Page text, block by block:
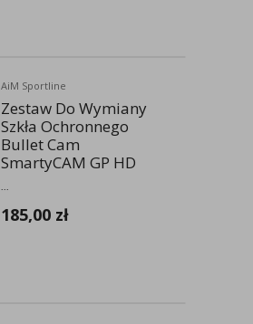
AiM Sportline
Zestaw Do Wymiany
Szkła Ochronnego
Bullet Cam
SmartyCAM GP HD
185,00 zł